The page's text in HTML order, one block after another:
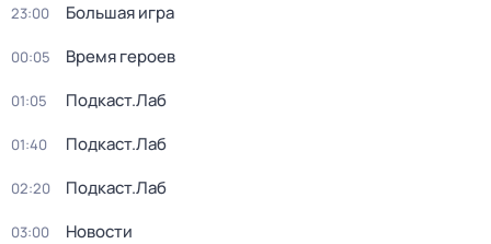
23:00 Большая игра
00:05 Время героев
01:05 Подкаст.Лаб
01:40 Подкаст.Лаб
02:20 Подкаст.Лаб
03:00 Новости